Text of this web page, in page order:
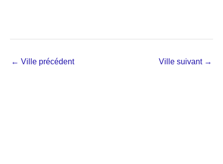
← Ville précédent Ville suivant →